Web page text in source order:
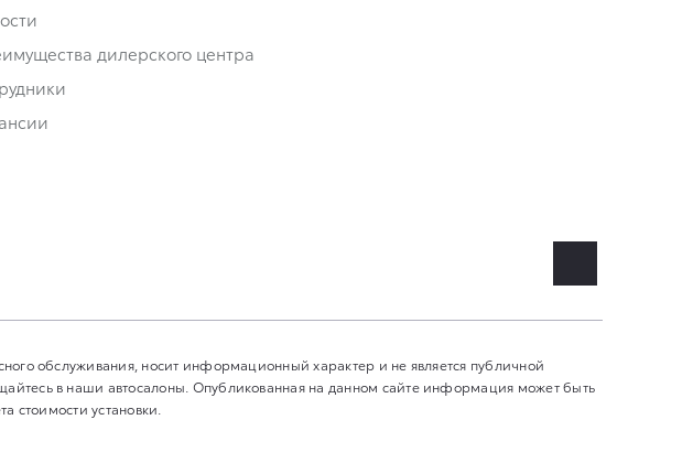
дилерского центра
обслуживания, носит информационный характер и не является публичной
в наши автосалоны. Опубликованная на данном сайте информация может быть
стоимости установки.